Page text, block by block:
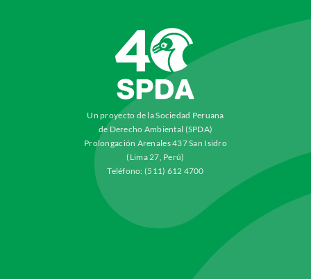
Un proyecto de la Sociedad Peruana
de Derecho Ambiental (SPDA)
Prolongación Arenales 437 San Isidro
(Lima 27, Perú)
Teléfono: (511) 612 4700